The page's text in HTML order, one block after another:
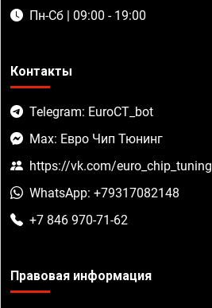
Пн-Сб | 09:00 - 19:00
Контакты
Telegram: EuroCT_bot
Max: Евро Чип Тюнинг
https://vk.com/euro_chip_tuning
WhatsApp: +79317082148
+7 846 970-71-62
Правовая информация